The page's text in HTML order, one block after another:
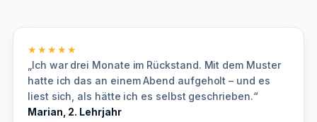
★★★★★
„Ich war drei Monate im Rückstand. Mit dem Muster
hatte ich das an einem Abend aufgeholt – und es
liest sich, als hätte ich es selbst geschrieben.“
Marian, 2. Lehrjahr